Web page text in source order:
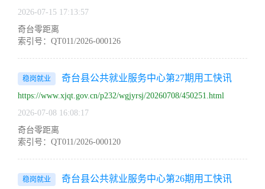
2026-07-15 17:13:57
奇台零距离
索引号：QT011/2026-000126
稳岗就业 奇台县公共就业服务中心第27期用工快讯
https://www.xjqt.gov.cn/p232/wgjyrsj/20260708/450251.html
2026-07-08 16:08:17
奇台零距离
索引号：QT011/2026-000120
稳岗就业 奇台县公共就业服务中心第26期用工快讯